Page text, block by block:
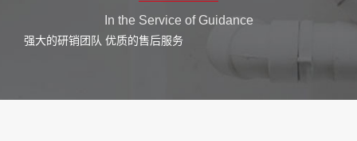
In the Service of Guidance
强大的研销团队 优质的售后服务